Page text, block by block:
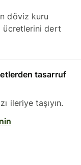
döviz kuru
ücretlerini dert
tasarruf
ileriye taşıyın.